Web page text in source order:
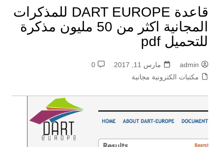
قاعدة DART EUROPE للمذكرات
المجانية اكثر من 50 مليون مذكرة
للتحميل pdf
admin مارس 11, 2017
0
مكتبات الكترونية مجانية